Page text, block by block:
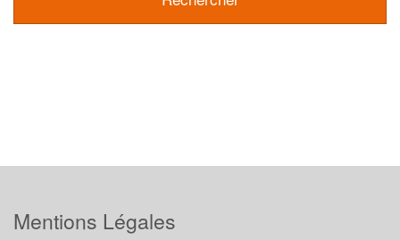
Mentions Légales